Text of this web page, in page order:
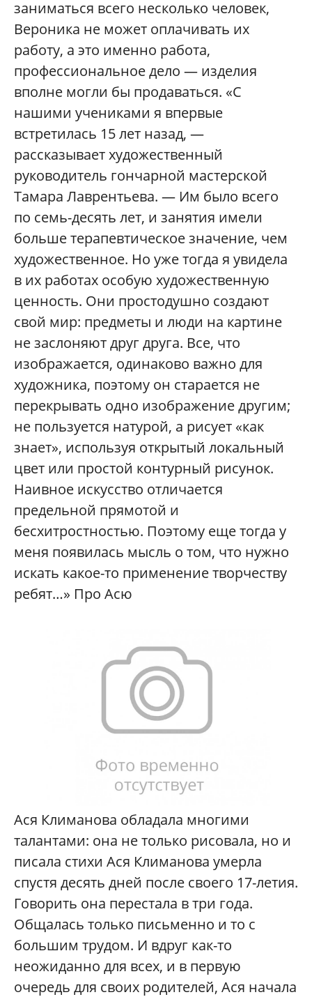
заниматься всего несколько человек,
Вероника не может оплачивать их
работу, а это именно работа,
профессиональное дело — изделия
вполне могли бы продаваться. «С
нашими учениками я впервые
встретилась 15 лет назад, —
рассказывает художественный
руководитель гончарной мастерской
Тамара Лаврентьева. — Им было всего
по семь-десять лет, и занятия имели
больше терапевтическое значение, чем
художественное. Но уже тогда я увидела
в их работах особую художественную
ценность. Они простодушно создают
свой мир: предметы и люди на картине
не заслоняют друг друга. Все, что
изображается, одинаково важно для
художника, поэтому он старается не
перекрывать одно изображение другим;
не пользуется натурой, а рисует «как
знает», используя открытый локальный
цвет или простой контурный рисунок.
Наивное искусство отличается
предельной прямотой и
бесхитростностью. Поэтому еще тогда у
меня появилась мысль о том, что нужно
искать какое-то применение творчеству
ребят…» Про Асю
Ася Климанова обладала многими
талантами: она не только рисовала, но и
писала стихи Ася Климанова умерла
спустя десять дней после своего 17-летия.
Говорить она перестала в три года.
Общалась только письменно и то с
большим трудом. И вдруг как-то
неожиданно для всех, и в первую
очередь для своих родителей, Ася начала